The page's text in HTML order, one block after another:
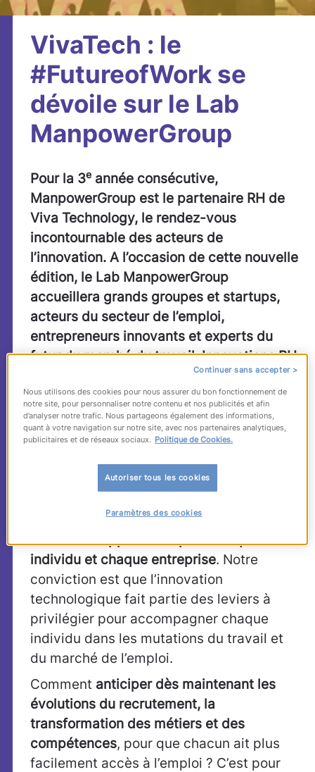
VivaTech : le
#FutureofWork se
dévoile sur le Lab
ManpowerGroup
Pour la 3e année consécutive,
ManpowerGroup est le partenaire RH de
Viva Technology, le rendez-vous
incontournable des acteurs de
l’innovation. A l’occasion de cette nouvelle
édition, le Lab ManpowerGroup
accueillera grands groupes et startups,
acteurs du secteur de l’emploi,
entrepreneurs innovants et experts du
futur du marché du travail. Innovations RH,
retours d’expérience, études, débats… le
Lab sera le lieu privilégié de rencontres et
d’échanges autour des mutations des RH
et de l’emploi.
Expert des Ressources Humaines et de
l’emploi depuis plus de 60 ans,
#HRevolution qui bouscule le marché du
travailune opportunité pour chaque
individu et chaque entreprise. Notre
conviction est que l’innovation
technologique fait partie des leviers à
privilégier pour accompagner chaque
individu dans les mutations du travail et
du marché de l’emploi.
Comment anticiper dès maintenant les
évolutions du recrutement, la
transformation des métiers et des
compétences, pour que chacun ait plus
facilement accès à l’emploi ? C’est pour
Continuer sans accepter >
Nous utilisons des cookies pour nous assurer du bon fonctionnement de
notre site, pour personnaliser notre contenu et nos publicités et afin
d’analyser notre trafic. Nous partageons également des informations,
quant à votre navigation sur notre site, avec nos partenaires analytiques,
publicitaires et de réseaux sociaux. Politique de Cookies.
Autoriser tous les cookies
Paramètres des cookies